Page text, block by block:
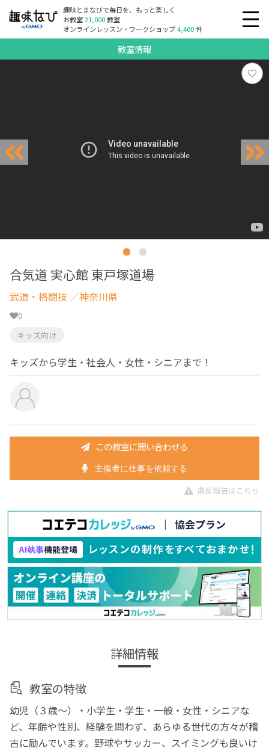
趣味とまなびで毎日を、もっと楽しく
お教室21,000教室
オンラインレッスン・ワークショップ4,400件
教室情報
合気道 実心館 東戸塚道場
武道・格闘技 ／神奈川県
0
キッズ向け
キッズから学生・社会人・女性・シニアまで！
この教室に問い合わせる
主催者に仕事を依頼する
違反報告はこちら
詳細情報
教室の特徴
幼児（３歳～）・小学生・学生・一般・女性・シニアな
ど、年齢や性別、経験を問わず、あらゆる世代の方々が稽
古に励んでいます。野球やサッカー、スイミングも良いけ